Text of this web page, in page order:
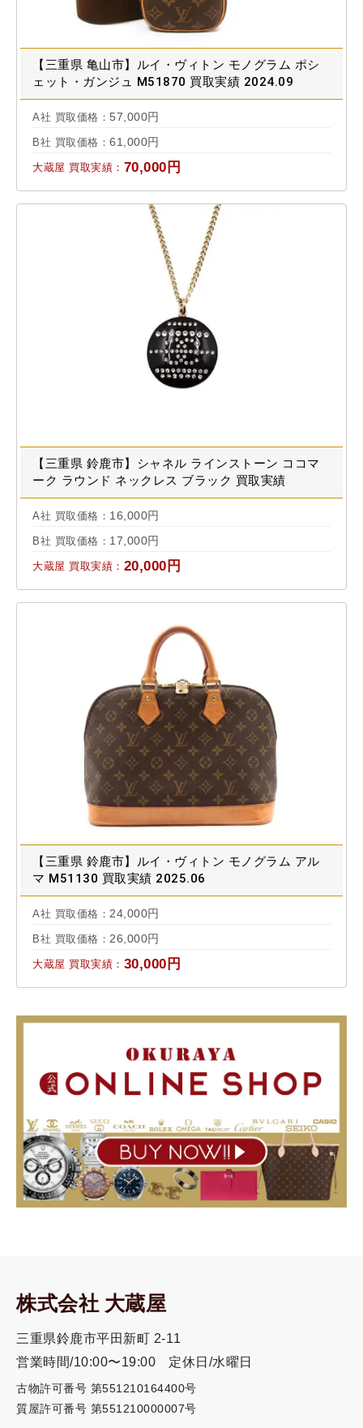
【三重県 亀山市】ルイ・ヴィトン モノグラム ポシ
ェット・ガンジュ M51870 買取実績 2024.09
A社 買取価格： 57,000円
B社 買取価格： 61,000円
大蔵屋 買取実績： 70,000円
【三重県 鈴鹿市】シャネル ラインストーン ココマ
ーク ラウンド ネックレス ブラック 買取実績
2025.08
A社 買取価格： 16,000円
B社 買取価格： 17,000円
大蔵屋 買取実績： 20,000円
【三重県 鈴鹿市】ルイ・ヴィトン モノグラム アル
マ M51130 買取実績 2025.06
A社 買取価格： 24,000円
B社 買取価格： 26,000円
大蔵屋 買取実績： 30,000円
株式会社 大蔵屋
三重県鈴鹿市平田新町 2-11
営業時間/10:00〜19:00
定休日/水曜日
古物許可番号 第551210164400号
質屋許可番号 第551210000007号